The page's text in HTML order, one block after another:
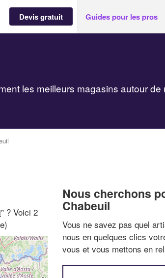
Devis gratuit Guides pour les pros
les meilleurs magasins autour de
" ? Voici 2
Nous cherchons
Chabeuil
Vous ne savez pas quel
nous en quelques clics
vous et vous mettons en